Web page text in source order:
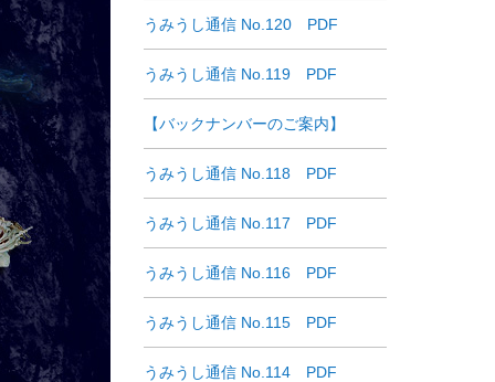
うみうし通信 No.120 PDF
うみうし通信 No.119 PDF
【バックナンバーのご案内】
うみうし通信 No.118 PDF
うみうし通信 No.117 PDF
うみうし通信 No.116 PDF
うみうし通信 No.115 PDF
うみうし通信 No.114 PDF